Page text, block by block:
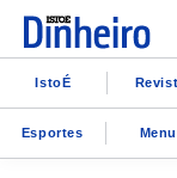
IstoÉ
Esportes Menu